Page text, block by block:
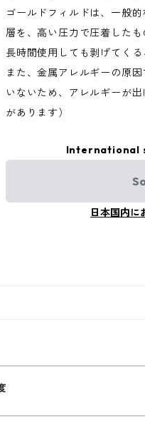
ゴールドフィルドは、一般
層を、高い圧力で圧着したも
長時間使用しても剥げてくる
また、金属アレルギーの原
いないため、アレルギーが
があります）
International
日本国内に